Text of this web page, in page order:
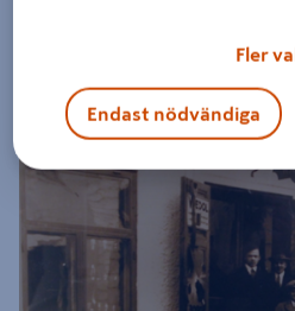
Idag drivs butiken av hans söner
blev Djurbergs en del av Kesko
Fler val
Endast nödvändiga